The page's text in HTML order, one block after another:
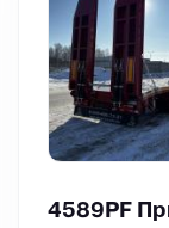
4589PF